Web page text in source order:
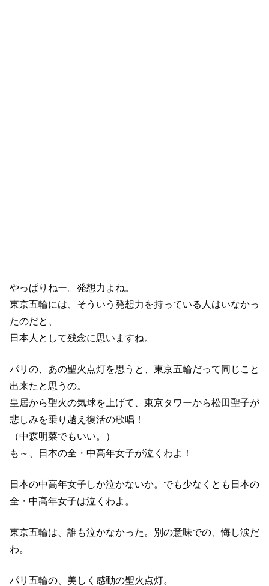
やっぱりねー。発想力よね。
東京五輪には、そういう発想力を持っている人はいなかっ
たのだと、
日本人として残念に思いますね。
パリの、あの聖火点灯を思うと、東京五輪だって同じこと
出来たと思うの。
皇居から聖火の気球を上げて、東京タワーから松田聖子が
悲しみを乗り越え復活の歌唱！
（中森明菜でもいい。）
も～、日本の全・中高年女子が泣くわよ！
日本の中高年女子しか泣かないか。でも少なくとも日本の
全・中高年女子は泣くわよ。
東京五輪は、誰も泣かなかった。別の意味での、悔し涙だ
わ。
パリ五輪の、美しく感動の聖火点灯。